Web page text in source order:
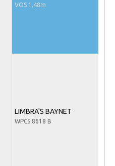
VOS 1,48m
LIMBRA'S BAYNET
WPCS 8618 B